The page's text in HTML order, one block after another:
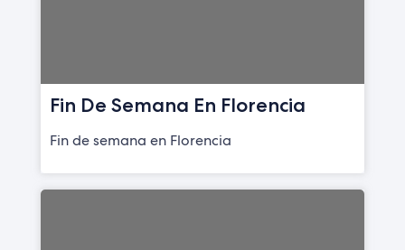
Fin De Semana En Florencia
Fin de semana en Florencia